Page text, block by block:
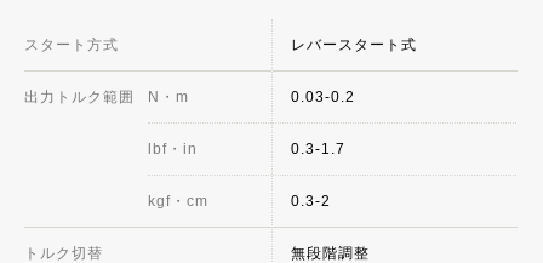
スタート方式
出力トルク範囲 N・m
lbf・in
kgf・cm
トルク切替
レバースタート式
0.03-0.2
0.3-1.7
0.3-2
無段階調整